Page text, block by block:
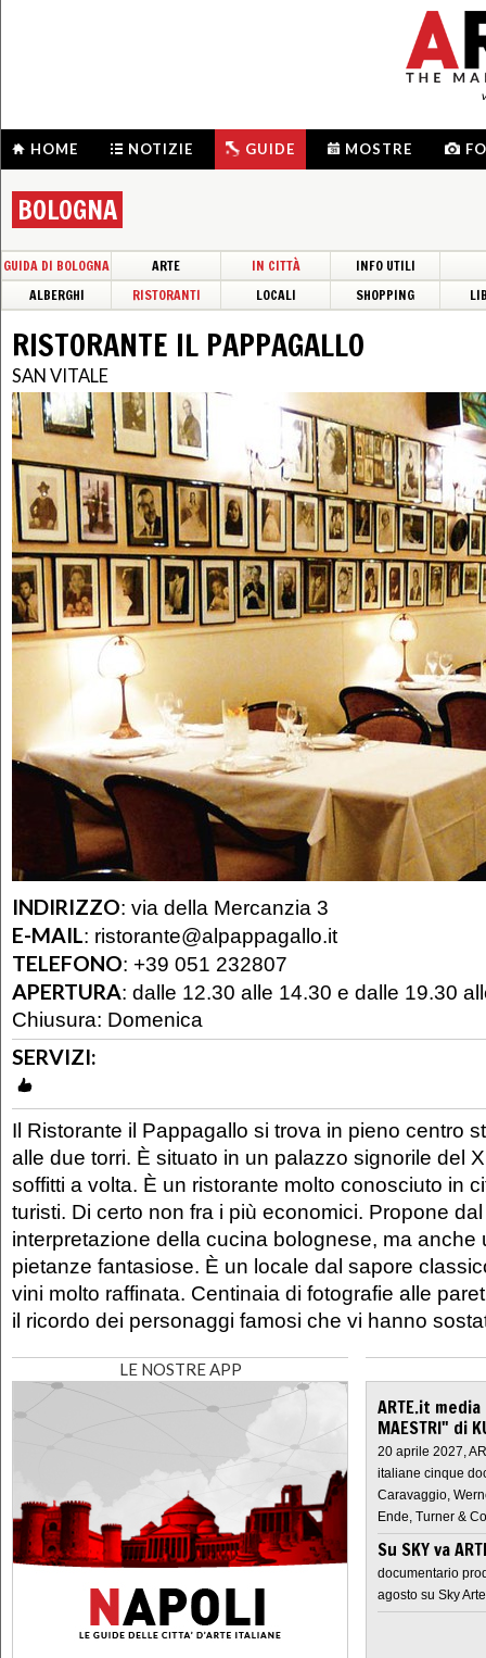
HOME NOTIZIE GUIDE MOSTRE
BOLOGNA
GUIDA DI BOLOGNA ARTE IN CITTÀ
INFO UTILI
ALBERGHI
RISTORANTI LOCALI SHOPPING
RISTORANTE IL PAPPAGALLO
SAN VITALE
INDIRIZZO: via della Mercanzia 3
E-MAIL: ristorante@alpappagallo.it
TELEFONO: +39 051 232807
APERTURA: dalle 12.30 alle 14.30 e dalle 19.30
Chiusura: Domenica
SERVIZI:
Il Ristorante il Pappagallo si trova in pieno centro
alle due torri. È situato in un palazzo signorile del
soffitti a volta. È un ristorante molto conosciuto in
turisti. Di certo non fra i più economici. Propone
interpretazione della cucina bolognese, ma anche
pietanze fantasiose. È un locale dal sapore
vini molto raffinata. Centinaia di fotografie alle
il ricordo dei personaggi famosi che vi hanno
LE NOSTRE APP
ARTE.it
MAESTRI" di
20 aprile 2027,
italiane cinque
Caravaggio,
Ende, Turner &
Su SKY va
documentario
agosto su Sky Arte